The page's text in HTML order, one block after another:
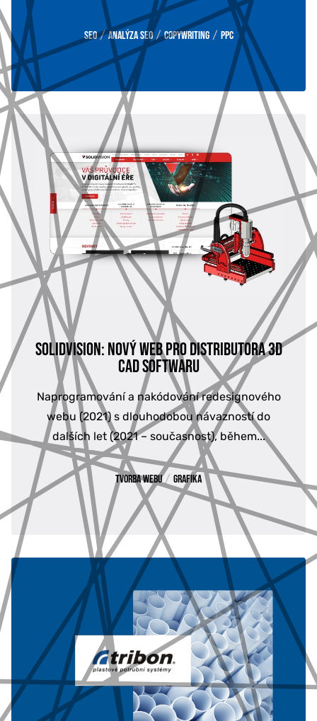
SEO / Analýza SEO / Copywriting / PPC
SOLIDVISION: NOVÝ WEB PRO DISTRIBUTORA 3D
CAD SOFTWARU
Naprogramování a nakódování redesignového
webu (2021) s dlouhodobou návazností do
dalších let (2021 – současnost), během...
Tvorba webu / Grafika